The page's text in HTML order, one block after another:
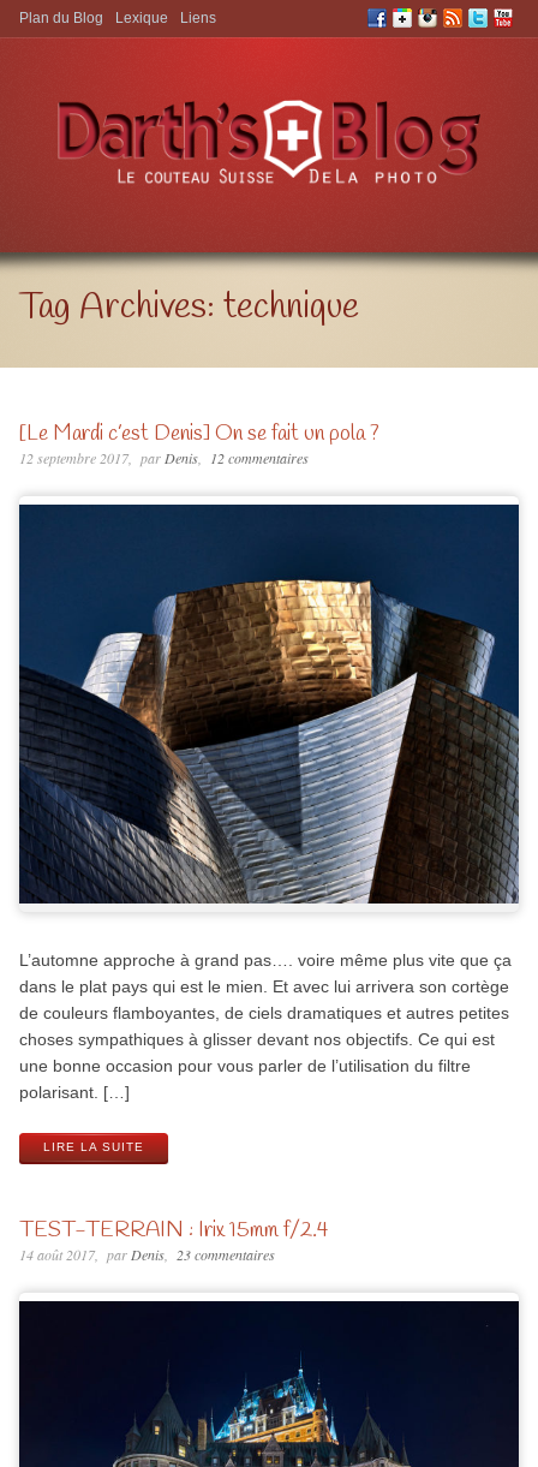
Aller à:
Plan du Blog Lexique Liens
Tag Archives: technique
[Le Mardi c’est Denis] On se fait un pola ?
12 septembre 2017 parDenis 12 commentaires
L’automne approche à grand pas…. voire même plus vite que ça
dans le plat pays qui est le mien. Et avec lui arrivera son cortège
de couleurs flamboyantes, de ciels dramatiques et autres petites
choses sympathiques à glisser devant nos objectifs. Ce qui est
une bonne occasion pour vous parler de l’utilisation du filtre
polarisant. […]
LIRE LA SUITE
TEST-TERRAIN : Irix 15mm f/2.4
14 août 2017 parDenis 23 commentaires